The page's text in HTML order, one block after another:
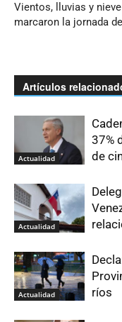
Vientos, lluvias y nieve
marcaron la jornada
Artículos
Actualidad
37%
de
Actualidad
Actualidad
ríos